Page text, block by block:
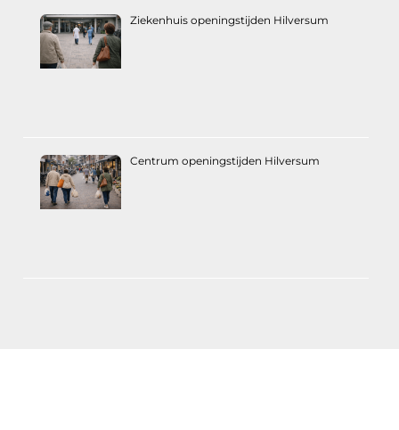
Ziekenhuis openingstijden Hilversum
Centrum openingstijden Hilversum